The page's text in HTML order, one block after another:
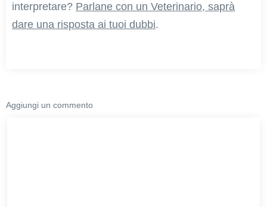
interpretare? Parlane con un Veterinario, saprà
dare una risposta ai tuoi dubbi.
Aggiungi un commento